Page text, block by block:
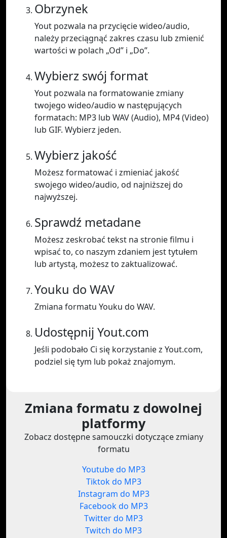
Obrzynek
Yout pozwala na przycięcie wideo/audio,
należy przeciągnąć zakres czasu lub zmienić
wartości w polach „Od” i „Do”.
Wybierz swój format
Yout pozwala na formatowanie zmiany
twojego wideo/audio w następujących
formatach: MP3 lub WAV (Audio), MP4 (Video)
lub GIF. Wybierz jeden.
Wybierz jakość
Możesz formatować i zmieniać jakość
swojego wideo/audio, od najniższej do
najwyższej.
Sprawdź metadane
Możesz zeskrobać tekst na stronie filmu i
wpisać to, co naszym zdaniem jest tytułem
lub artystą, możesz to zaktualizować.
Youku do WAV
Zmiana formatu Youku do WAV.
Udostępnij Yout.com
Jeśli podobało Ci się korzystanie z Yout.com,
podziel się tym lub pokaż znajomym.
Zmiana formatu z dowolnej
platformy
Zobacz dostępne samouczki dotyczące zmiany
formatu
Youtube do MP3
Tiktok do MP3
Instagram do MP3
Facebook do MP3
Twitter do MP3
Twitch do MP3